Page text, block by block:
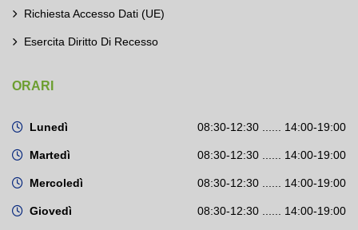
Richiesta Accesso Dati (UE)
Esercita Diritto Di Recesso
ORARI
Lunedì 08:30-12:30 ...... 14:00-19:00
Martedì 08:30-12:30 ...... 14:00-19:00
Mercoledì 08:30-12:30 ...... 14:00-19:00
Giovedì 08:30-12:30 ...... 14:00-19:00